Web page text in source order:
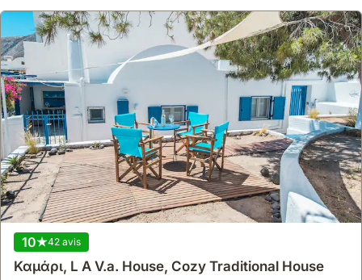
10 42 avis
Καμάρι, L A V.a. House, Cozy Traditional House